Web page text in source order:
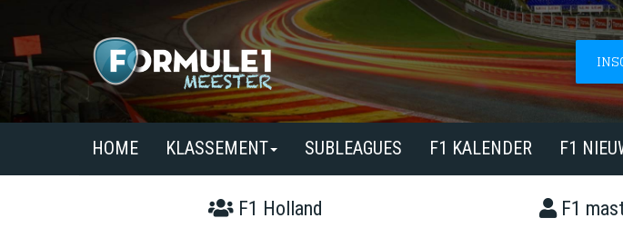
HOME KLASSEMENT SUBLEAGUES F1 KALENDER F1
F1 Holland F1